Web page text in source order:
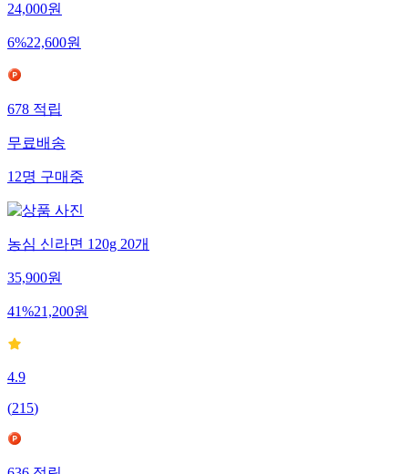
24,000원
6%22,600원
678 적립
무료배송
12명 구매중
농심 신라면 120g 20개
35,900원
41%21,200원
4.9
(215)